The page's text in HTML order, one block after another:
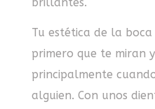
Tu estética de la
primero que te miran
principalmente
alguien. Con unos